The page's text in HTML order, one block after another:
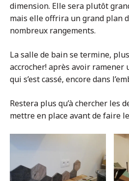
dimension. Elle sera plutôt
mais elle offrira un grand plan
nombreux rangements.
La salle de bain se termine,
accrocher! après avoir ramener
qui s’est cassé, encore dans
Restera plus qu’à chercher les
mettre en place avant de faire